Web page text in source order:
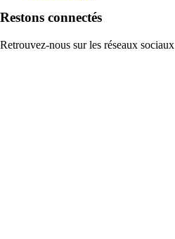
Restons connectés
Retrouvez-nous sur les réseaux sociaux